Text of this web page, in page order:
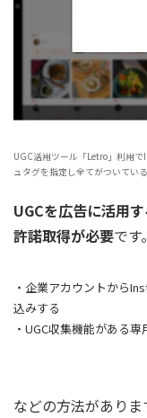
UGC活用ツール「Letro」利用
ュタグを指定し全てがついてい
UGCを広告に活用
許諾取得が必要です。
・企業アカウントから
込みする
・UGC収集機能がある
などの方法があり